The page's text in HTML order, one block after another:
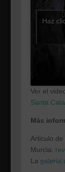
Haz
Ver el
Santa
Más
Articulo
Murcia:
La galería